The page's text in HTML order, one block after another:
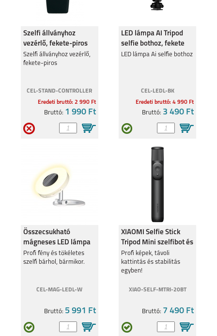
SAMSUNG GALAXY
FLIP8
SAMSUNG GALAXY
S26
S26 PLUS
S26 ULTRA
SAMSUNG GALAXY
A37
Szelfi állványhoz
vezérlő, fekete-piros
Szelfi állványhoz vezérlő,
fekete-piros
CEL-STAND-CONTROLLER
Eredeti bruttó: 2 990 Ft
Bruttó: 1 990 Ft
LED lámpa AI Tripod
selfie bothoz, fekete
LED lámpa Ai selfie bothoz
CEL-LEDL-BK
Eredeti bruttó: 4 990 Ft
Bruttó: 3 490 Ft
Összecsukható
mágneses LED lámpa
mobiltelefonhoz, Fehér
Profi fény és tökéletes
szelfi bárhol, bármikor.
CEL-MAG-LEDL-W
Bruttó: 5 991 Ft
XIAOMI Selfie Stick
Tripod Mini szelfibot és
állvány BHR083KG
Profi képek, távoli
kattintás és stabilitás
egyben!
XIAO-SELF-MTRI-20BT
Bruttó: 7 490 Ft